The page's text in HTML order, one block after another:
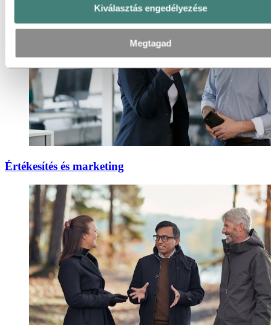
Kiválasztás engedélyezése
Megtagad
Értékesítés és marketing